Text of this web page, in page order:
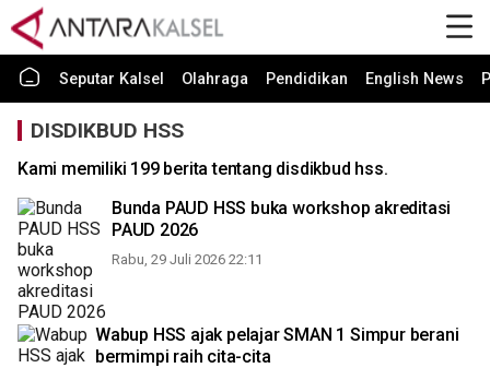
Seputar Kalsel Olahraga Pendidikan English News
DISDIKBUD HSS
Kami memiliki 199 berita tentang disdikbud hss.
Bunda PAUD HSS buka workshop akreditasi
PAUD 2026
Rabu, 29 Juli 2026 22:11
Wabup HSS ajak pelajar SMAN 1 Simpur berani
bermimpi raih cita-cita